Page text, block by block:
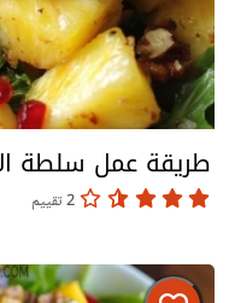
طريقة عمل سلطة
2 تقييم